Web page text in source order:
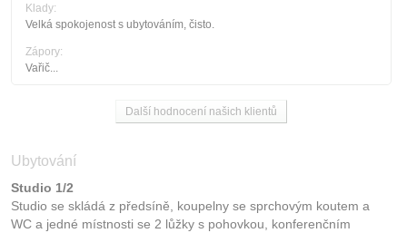
Klady:
Velká spokojenost s ubytováním, čisto.
Zápory:
Vařič...
Další hodnocení našich klientů
Ubytování
Studio 1/2
Studio se skládá z předsíně, koupelny se sprchovým koutem a
WC a jedné místnosti se 2 lůžky s pohovkou, konferenčním